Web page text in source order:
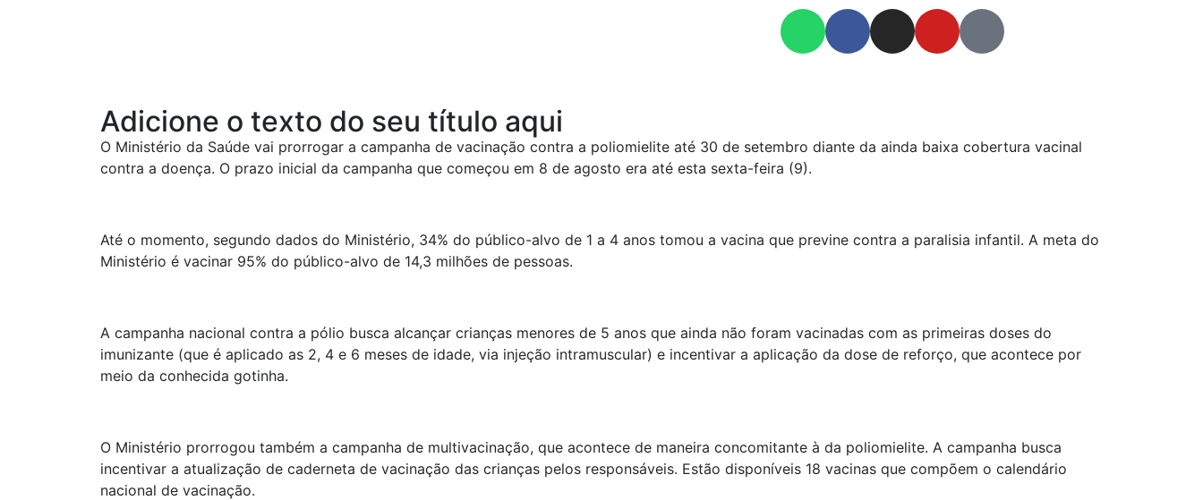
Adicione o texto do seu título aqui
O Ministério da Saúde vai prorrogar a campanha de vacinação contra a poliomielite até 30 de setembro diante da ainda baixa cobertura vacinal
contra a doença. O prazo inicial da campanha que começou em 8 de agosto era até esta sexta-feira (9).
Até o momento, segundo dados do Ministério, 34% do público-alvo de 1 a 4 anos tomou a vacina que previne contra a paralisia infantil. A meta do
Ministério é vacinar 95% do público-alvo de 14,3 milhões de pessoas.
A campanha nacional contra a pólio busca alcançar crianças menores de 5 anos que ainda não foram vacinadas com as primeiras doses do
imunizante (que é aplicado as 2, 4 e 6 meses de idade, via injeção intramuscular) e incentivar a aplicação da dose de reforço, que acontece por
meio da conhecida gotinha.
O Ministério prorrogou também a campanha de multivacinação, que acontece de maneira concomitante à da poliomielite. A campanha busca
incentivar a atualização de caderneta de vacinação das crianças pelos responsáveis. Estão disponíveis 18 vacinas que compõem o calendário
nacional de vacinação.